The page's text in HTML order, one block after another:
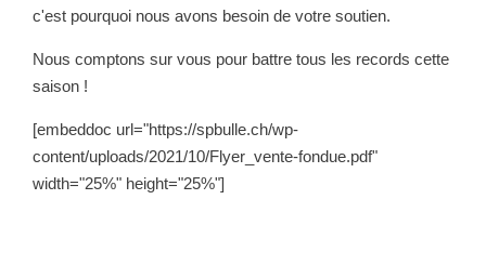
c'est pourquoi nous avons besoin de votre soutien.
Nous comptons sur vous pour battre tous les records cette
saison !
[embeddoc url="https://spbulle.ch/wp-
content/uploads/2021/10/Flyer_vente-fondue.pdf"
width="25%" height="25%"]